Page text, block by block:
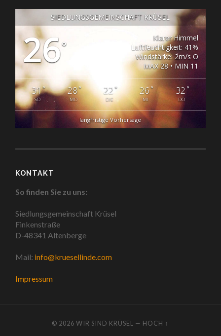
SIEDLUNGSGEMEINSCHAFT KRÜSEL
26°
Klarer Himmel
Luftfeuchtigkeit: 41%
Windstärke: 2m/s O
MAX 28 • MIN 11
31°
SO
28°
MO
22 °
DIE
26°
MI
32 °
DO
langfristige Vorhersage
KONTAKT
So finden Sie zu uns:
Siedlungsgemeinschaft Krüsel
Finkenstraße
D-48341 Altenberge
Mail: info@kruesellinde.com
Impressum
© 2026WIR SIND KRÜSEL — HOCH ↑